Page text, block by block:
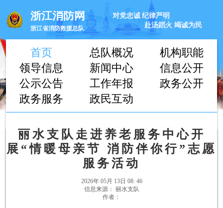
浙江消防网
浙江省消防救援总队
对党忠诚 纪律严明
赴汤蹈火 竭诚为民
首页 总队概况
机构职能
领导信息
新闻中心
信息公开
公示公告
工作年报
政务公开
政务服务
政民互动
丽水支队走进养老服务中心开
展“情暖母亲节 消防伴你行”志愿
服务活动
2026年 05月 13日 08: 46
信息来源： 丽水支队
作者：